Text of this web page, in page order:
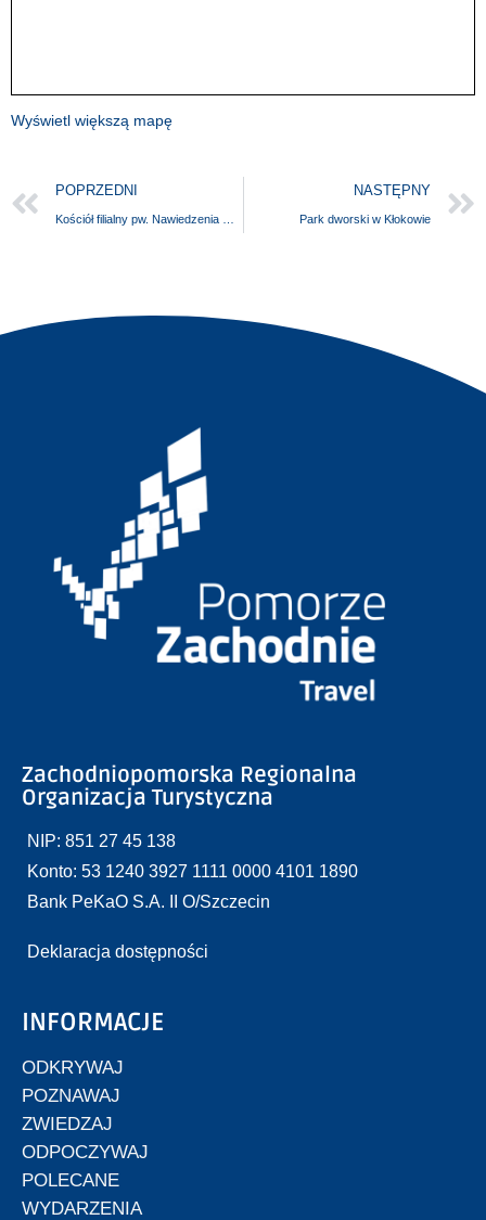
Wyświetl większą mapę
POPRZEDNI NASTĘPNY
Park dworski w Kłokowie
Zachodniopomorska Regionalna
Organizacja Turystyczna
NIP: 851 27 45 138
Konto: 53 1240 3927 1111 0000 4101 1890
Bank PeKaO S.A. II O/Szczecin
Deklaracja dostępności
INFORMACJE
ODKRYWAJ
POZNAWAJ
ZWIEDZAJ
ODPOCZYWAJ
POLECANE
WYDARZENIA